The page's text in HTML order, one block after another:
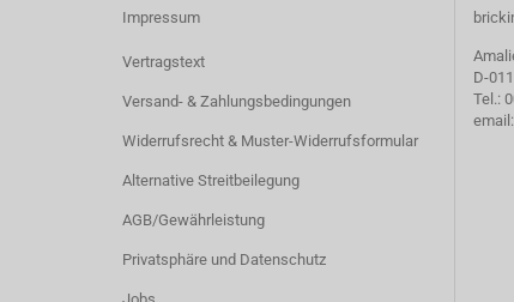
Impressum
Vertragstext
Versand- & Zahlungsbedingungen
Widerrufsrecht & Muster-Widerrufsformular
Alternative Streitbeilegung
AGB/Gewährleistung
Privatsphäre und Datenschutz
D-
Tel.: